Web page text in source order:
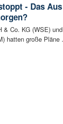
- Das Aus
& Co. KG (WSE) und
hatten große Pläne